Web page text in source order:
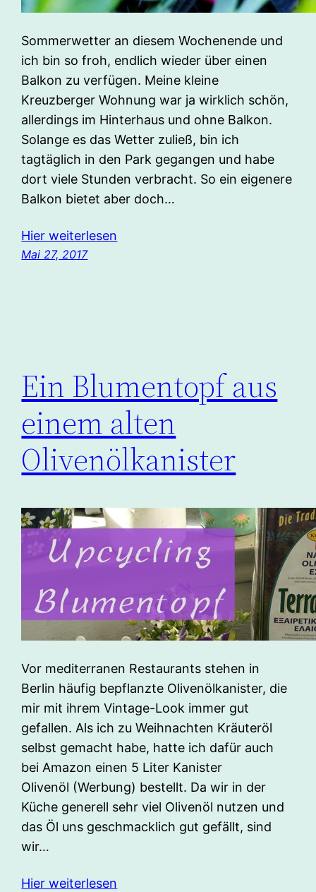
Sommerwetter an diesem Wochenende und
ich bin so froh, endlich wieder über einen
Balkon zu verfügen. Meine kleine
Kreuzberger Wohnung war ja wirklich schön,
allerdings im Hinterhaus und ohne Balkon.
Solange es das Wetter zuließ, bin ich
tagtäglich in den Park gegangen und habe
dort viele Stunden verbracht. So ein eigenere
Balkon bietet aber doch…
Hier weiterlesen
Mai 27, 2017
Ein Blumentopf aus
einem alten
Olivenölkanister
Vor mediterranen Restaurants stehen in
Berlin häufig bepflanzte Olivenölkanister, die
mir mit ihrem Vintage-Look immer gut
gefallen. Als ich zu Weihnachten Kräuteröl
selbst gemacht habe, hatte ich dafür auch
bei Amazon einen 5 Liter Kanister
Olivenöl (Werbung) bestellt. Da wir in der
Küche generell sehr viel Olivenöl nutzen und
das Öl uns geschmacklich gut gefällt, sind
wir…
Hier weiterlesen